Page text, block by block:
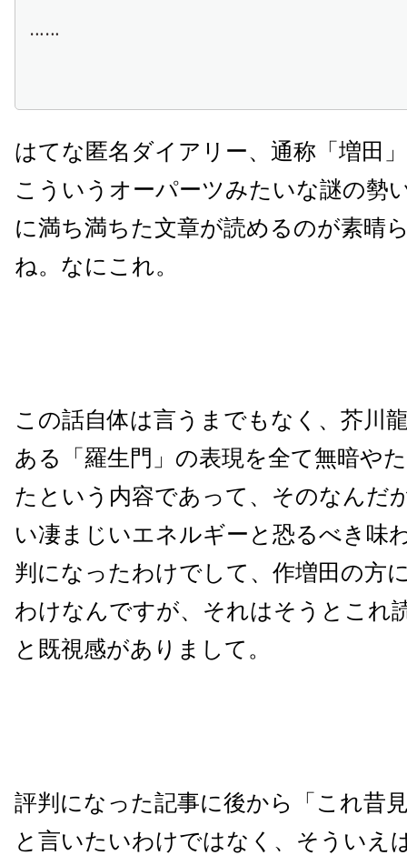
……
はてな匿名ダイアリー、通称「増田
こういうオーパーツみたいな謎の勢
に満ち満ちた文章が読めるのが素晴
ね。なにこれ。
この話自体は言うまでもなく、芥川
ある「羅生門」の表現を全て無暗や
たという内容であって、そのなんだ
い凄まじいエネルギーと恐るべき味
判になったわけでして、作増田の方
わけなんですが、それはそうとこれ
と既視感がありまして。
評判になった記事に後から「これ昔
と言いたいわけではなく、そういえ